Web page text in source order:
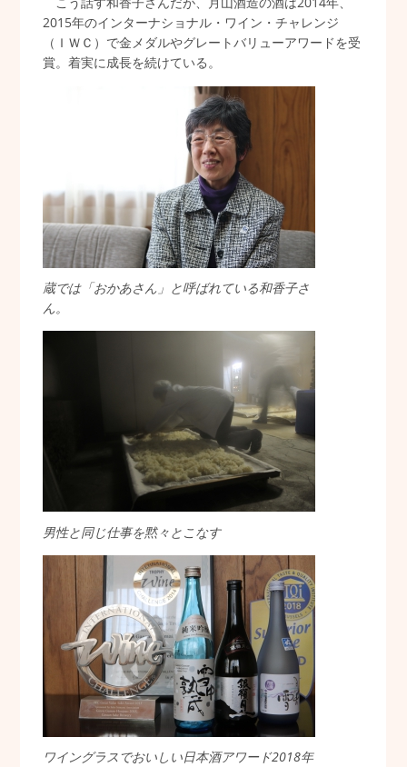
2015年のインターナショナル・ワイン・チャレンジ
（ＩＷＣ）で金メダルやグレートバリューアワードを受
賞。着実に成長を続けている。
蔵では「おかあさん」と呼ばれている和香子さ
ん。
男性と同じ仕事を黙々とこなす
ワイングラスでおいしい日本酒アワード2018年